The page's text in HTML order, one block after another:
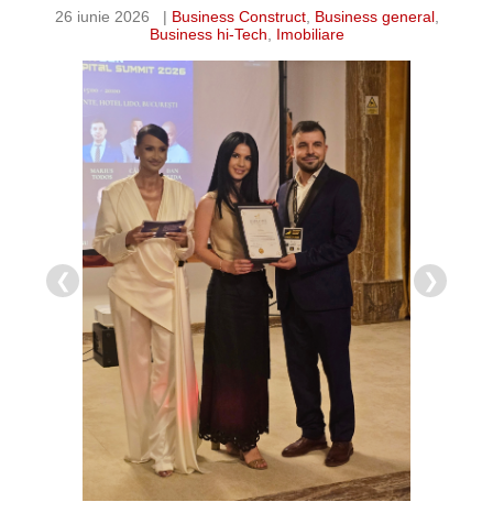
26 iunie 2026 | Business Construct, Business general,
Business hi-Tech, Imobiliare
❮ ❯